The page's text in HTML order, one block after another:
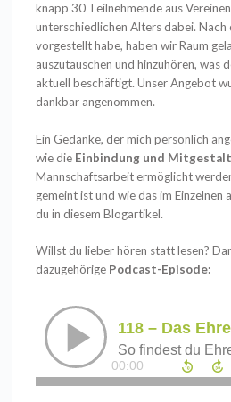
knapp 30 Teilnehmende aus
unterschiedlichen Alters dabei. Nach
vorgestellt habe, haben wir Raum
auszutauschen und hinzuhören, was
aktuell beschäftigt. Unser Angebot
dankbar angenommen.
Ein Gedanke, der mich persönlich
wie die Einbindung und
Mannschaftsarbeit ermöglicht
gemeint ist und wie das im Einzelnen
du in diesem Blogartikel.
Willst du lieber hören statt lesen?
dazugehörige Podcast-Episode: